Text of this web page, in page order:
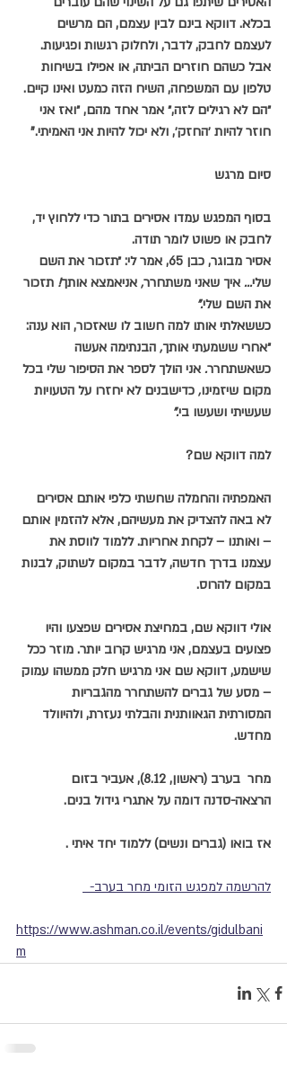
בכלא. דווקא בינם לבין עצמם, הם מרשים
לעצמם לחבק, לדבר, ולחלוק רגשות ופגיעות.
אבל כשהם חוזרים הביתה, או אפילו בשיחות
טלפון עם המשפחה, השיח הזה כמעט ואינו קיים.
״הם לא רגילים לזה,״ אמר אחד מהם, ״ואז אני
חוזר להיות ׳החזק׳, ולא יכול להיות אני האמיתי."
סיום מרגש
בסוף המפגש עמדו אסירים בתור כדי ללחוץ יד,
לחבק או פשוט לומר תודה.
אסיר מבוגר, כבן 65, אמר לי: ״תזכור
את השם
שלי… איך שאני משתחרר, אניאמצא אותך! תזכור
את השם שלי."
כששאלתי אותו למה חשוב לו שאזכור, הוא ענה:
״אחרי ששמעתי אותך, הבנתימה אעשה
כשאשתחרר. אני הולך לספר את הסיפור שלי בכל
מקום שיזמינו, כדישבנים לא יחזרו על הטעויות
שעשיתי ושעשו בי."
למה דווקא שם?
האמפתיה והחמלה שחשתי כלפי אותם אסירים
לא באה להצדיק את מעשיהם, אלא להזמין אותם
– ואותנו – לקחת אחריות. ללמוד לווסת את
עצמנו בדרך חדשה, לדבר במקום לשתוק, לבנות
במקום להרוס.
אולי דווקא שם, במחיצת אסירים שפצעו והיו
פצועים בעצמם, אני מרגיש קרוב יותר. מוזר ככל
שישמע, דווקא שם אני מרגיש חלק ממשהו עמוק
– מסע של גברים להשתחרר מהגבריות
המסורתית הגאוותנית והבלתי נעזרת, ולהיוולד
מחדש.
מחר  בערב (ראשון, 8.12), אעביר בזום
הרצאה-סדנה דומה על אתגרי גידול בנים.
אז בואו (גברים ונשים) ללמוד יחד איתי .
להרשמה למפגש הזומי מחר בערב-
https://www.ashman.co.il/events/gidulbani
m